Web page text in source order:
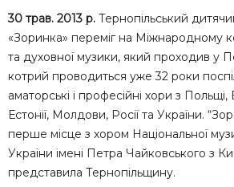
30 трав. 2013 р. Тернопільський
«Зоринка» переміг на Міжнародному
та духовної музики, який проходив у
котрий проводиться уже 32 роки
аматорські і професійні хори з Польщі,
Естонії, Молдови, Росії та України.
перше місце з хором Національної
України імені Петра Чайковського з
представила Тернопільщину.